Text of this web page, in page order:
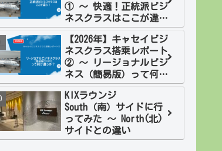
① ～ 快適！正統派ビジ
ネスクラスはここが違
う！
【2026年】キャセイビジ
ネスクラス搭乗レポート
② ～ リージョナルビジ
ネス（簡易版）って何が
違うの？
KIXラウンジ
South（南）サイドに行
ってみた ～ North(北)
サイドとの違い